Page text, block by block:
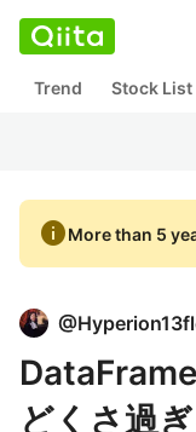
Trend Stock List
infoMore than 5
@
どくさ過